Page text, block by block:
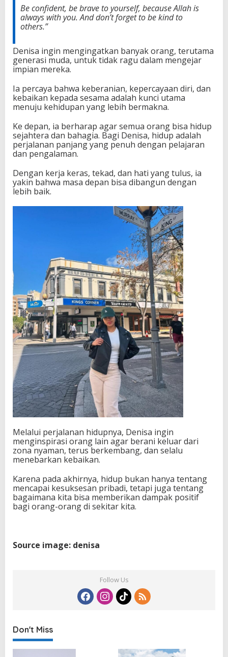
Be confident, be brave to yourself, because Allah is
always with you. And don’t forget to be kind to
others.”
Denisa ingin mengingatkan banyak orang, terutama
generasi muda, untuk tidak ragu dalam mengejar
impian mereka.
Ia percaya bahwa keberanian, kepercayaan diri, dan
kebaikan kepada sesama adalah kunci utama
menuju kehidupan yang lebih bermakna.
Ke depan, ia berharap agar semua orang bisa hidup
sejahtera dan bahagia. Bagi Denisa, hidup adalah
perjalanan panjang yang penuh dengan pelajaran
dan pengalaman.
Dengan kerja keras, tekad, dan hati yang tulus, ia
yakin bahwa masa depan bisa dibangun dengan
lebih baik.
Melalui perjalanan hidupnya, Denisa ingin
menginspirasi orang lain agar berani keluar dari
zona nyaman, terus berkembang, dan selalu
menebarkan kebaikan.
Karena pada akhirnya, hidup bukan hanya tentang
mencapai kesuksesan pribadi, tetapi juga tentang
bagaimana kita bisa memberikan dampak positif
bagi orang-orang di sekitar kita.
Source image: denisa
Follow Us
Don't Miss